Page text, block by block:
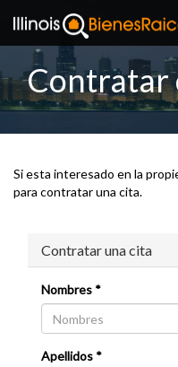
Contratar
Si esta interesado en la
para contratar una cita.
Contratar una cita
Nombres *
Apellidos *